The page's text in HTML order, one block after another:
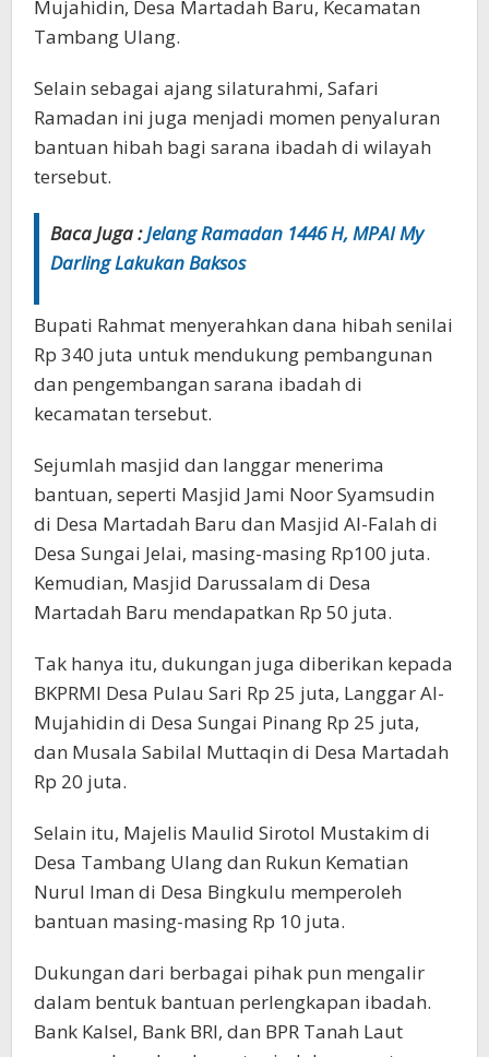
Mujahidin, Desa Martadah Baru, Kecamatan
Tambang Ulang.
Selain sebagai ajang silaturahmi, Safari
Ramadan ini juga menjadi momen penyaluran
bantuan hibah bagi sarana ibadah di wilayah
tersebut.
Baca Juga :Jelang Ramadan 1446 H, MPAI My
Darling Lakukan Baksos
Bupati Rahmat menyerahkan dana hibah senilai
Rp 340 juta untuk mendukung pembangunan
dan pengembangan sarana ibadah di
kecamatan tersebut.
Sejumlah masjid dan langgar menerima
bantuan, seperti Masjid Jami Noor Syamsudin
di Desa Martadah Baru dan Masjid Al-Falah di
Desa Sungai Jelai, masing-masing Rp100 juta.
Kemudian, Masjid Darussalam di Desa
Martadah Baru mendapatkan Rp 50 juta.
Tak hanya itu, dukungan juga diberikan kepada
BKPRMI Desa Pulau Sari Rp 25 juta, Langgar Al-
Mujahidin di Desa Sungai Pinang Rp 25 juta,
dan Musala Sabilal Muttaqin di Desa Martadah
Rp 20 juta.
Selain itu, Majelis Maulid Sirotol Mustakim di
Desa Tambang Ulang dan Rukun Kematian
Nurul Iman di Desa Bingkulu memperoleh
bantuan masing-masing Rp 10 juta.
Dukungan dari berbagai pihak pun mengalir
dalam bentuk bantuan perlengkapan ibadah.
Bank Kalsel, Bank BRI, dan BPR Tanah Laut